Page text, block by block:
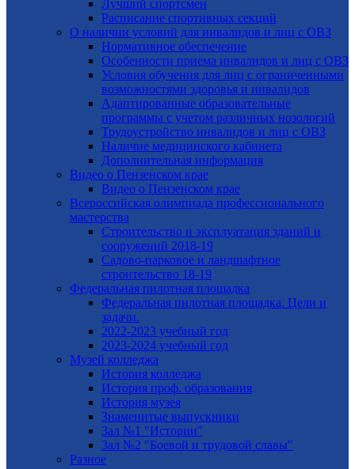
Лучший спортсмен
Расписание спортивных секций
О наличии условий для инвалидов и лиц с ОВЗ
Нормативное обеспечение
Особенности приема инвалидов и лиц с ОВЗ
Условия обучения для лиц с ограниченными
возможностями здоровья и инвалидов
Адаптированные образовательные
программы с учетом различных нозологий
Трудоустройство инвалидов и лиц с ОВЗ
Наличие медицинского кабинета
Дополнительная информация
Видео о Пензенском крае
Видео о Пензенском крае
Всероссийская олимпиада профессионального
мастерства
Строительство и эксплуатация зданий и
сооружений 2018-19
Садово-парковое и ландшафтное
строительство 18-19
Федеральная пилотная площадка
Федеральная пилотная площадка. Цели и
задачи.
2022-2023 учебный год
2023-2024 учебный год
Музей колледжа
История колледжа
История проф. образования
История музея
Знаменитые выпускники
Зал №1 "Истории"
Зал №2 "Боевой и трудовой славы"
Разное